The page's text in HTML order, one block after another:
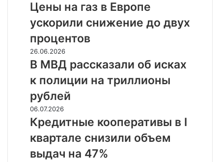
не
состоялся
на
газ
в
Европе
ускорили
снижение
до
двух
процентов
Цены на газ в Европе
ускорили снижение до двух
процентов
В
МВД
рассказали
об
исках
к
полиции
на
триллионы
рублей
26.06.2026
В МВД рассказали об исках
к полиции на триллионы
рублей
Кредитные
кооперативы
квартале
снизили
06.07.2026
Кредитные кооперативы в I
квартале снизили объем
выдач на 47%